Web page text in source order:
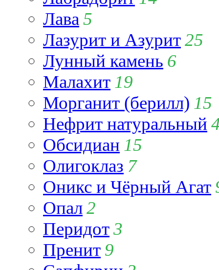
Лава 5
Лазурит и Азурит25
Лунный камень 6
Малахит 19
Морганит (берилл) 15
Нефрит натуральный
Обсидиан 15
Олигоклаз 7
Оникс и Чёрный Агат
Опал2
Перидот3
Пренит 9